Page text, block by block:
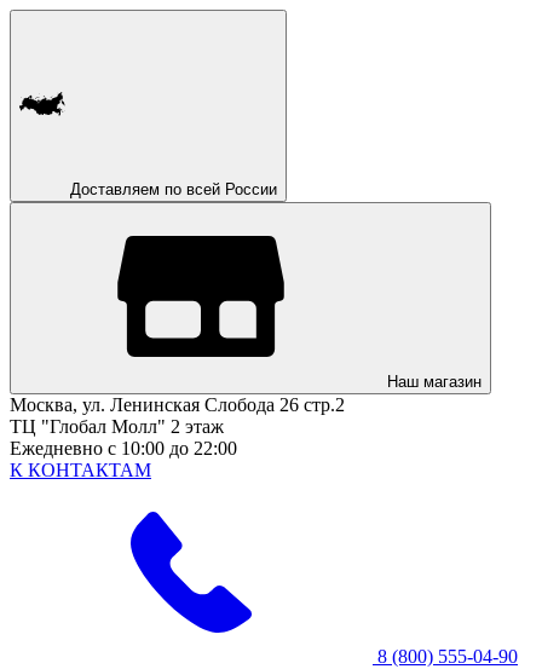
Доставляем по всей России
Наш магазин
Москва, ул. Ленинская Слобода 26 стр.2
ТЦ "Глобал Молл" 2 этаж
Ежедневно с 10:00 до 22:00
К КОНТАКТАМ
8 (800) 555-04-90